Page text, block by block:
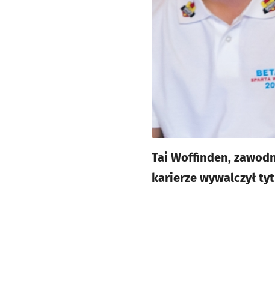
Tai Woffinden,
karierze wywalczył